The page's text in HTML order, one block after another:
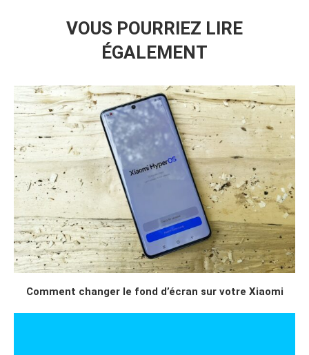
VOUS POURRIEZ LIRE
ÉGALEMENT
Comment changer le fond d’écran sur votre Xiaomi